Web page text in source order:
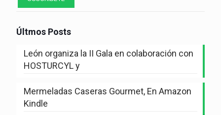
Últmos Posts
León organiza la II Gala en colaboración con
HOSTURCYL y
Mermeladas Caseras Gourmet, En Amazon
Kindle